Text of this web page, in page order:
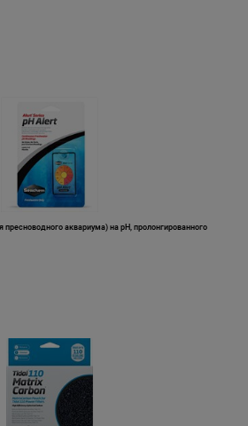
аквариума) на pH, пролонгированного